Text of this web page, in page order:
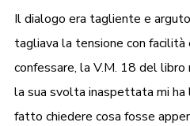
Il dialogo era tagliente e
tagliava la tensione con facilità
confessare, la V.M. 18 del
la sua svolta inaspettata mi
fatto chiedere cosa fosse